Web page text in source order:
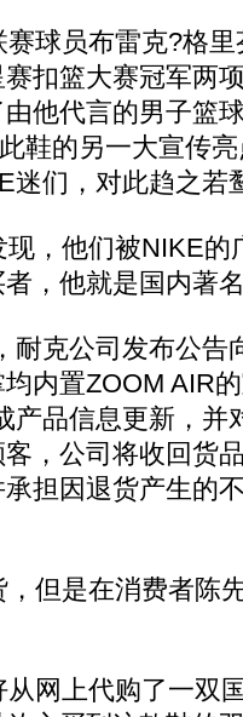
球员布雷克?格里
扣篮大赛冠军两
他代言的男子篮
鞋的另一大宣传
迷们，对此趋之若
，他们被NIKE的
者，他就是国内
克公司发布公告
内置ZOOM AIR
产品信息更新，并
，公司将收回货
担因退货产生的
但是在消费者陈
网上代购了一双